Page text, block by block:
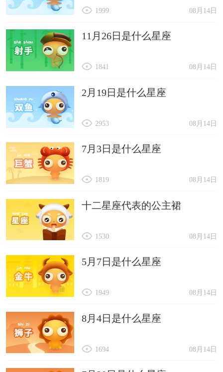
08月14日
1999
11月26日是什么星座
08月14日
1841
2月19日是什么星座
08月14日
2953
7月3日是什么星座
08月14日
1819
十二星座代表的公主裙
08月14日
1530
5月7日是什么星座
08月14日
1949
8月4日是什么星座
08月14日
1694